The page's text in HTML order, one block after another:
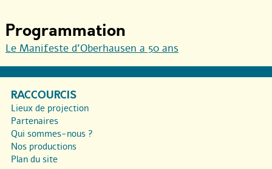
Programmation
Le Manifeste d’Oberhausen a 50 ans
RACCOURCIS
Lieux de projection
Partenaires
Qui sommes-nous ?
Nos productions
Plan du site